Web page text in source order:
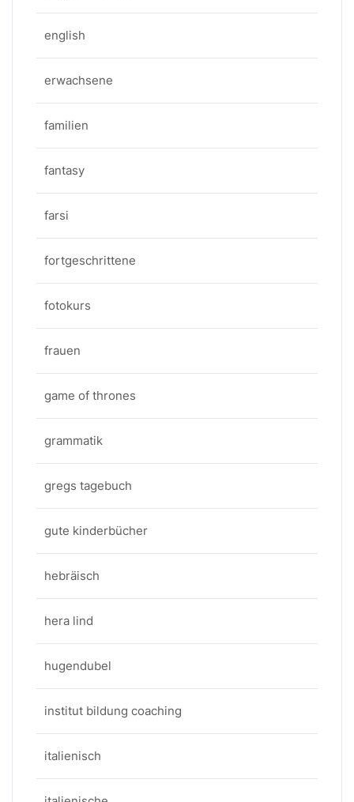
english
erwachsene
familien
fantasy
farsi
fortgeschrittene
fotokurs
frauen
game of thrones
grammatik
gregs tagebuch
gute kinderbücher
hebräisch
hera lind
hugendubel
institut bildung coaching
italienisch